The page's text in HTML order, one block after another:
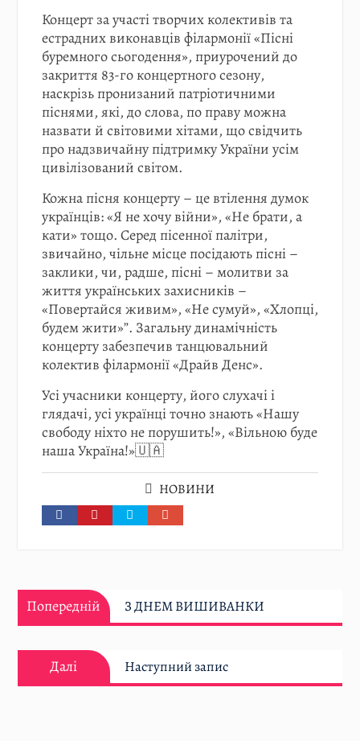
Концерт за участі творчих колективів та
естрадних виконавців філармонії «Пісні
буремного сьогодення», приурочений до
закриття 83-го концертного сезону,
наскрізь пронизаний патріотичними
піснями, які, до слова, по праву можна
назвати й світовими хітами, що свідчить
про надзвичайну підтримку України усім
цивілізований світом.
Кожна пісня концерту – це втілення думок
українців: «Я не хочу війни», «Не брати, а
кати» тощо. Серед пісенної палітри,
звичайно, чільне місце посідають пісні –
заклики, чи, радше, пісні – молитви за
життя українських захисників –
«Повертайся живим», «Не сумуй», «Хлопці,
будем жити»”. Загальну динамічність
концерту забезпечив танцювальний
колектив філармонії «Драйв Денс».
Усі учасники концерту, його слухачі і
глядачі, усі українці точно знають «Нашу
свободу ніхто не порушить!», «Вільною буде
наша Україна!»🇺🇦
НОВИНИ
Навігація
записів
Попередній Попередній:
З ДНЕМ ВИШИВАНКИ
Далі Далі:
Наступний запис